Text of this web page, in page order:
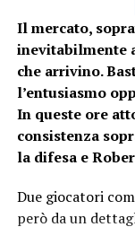
Nessuna
accontenteranno
Ovviamente con
volta
Nel frattempo,
Tredici Pietro a
Il mercato,
inevitabilmente
che arrivino.
l’entusiasmo
In queste ore
consistenza
la difesa e
Due giocatori
però da un